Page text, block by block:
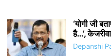
‘योगी जी
है…’,
Depanshi